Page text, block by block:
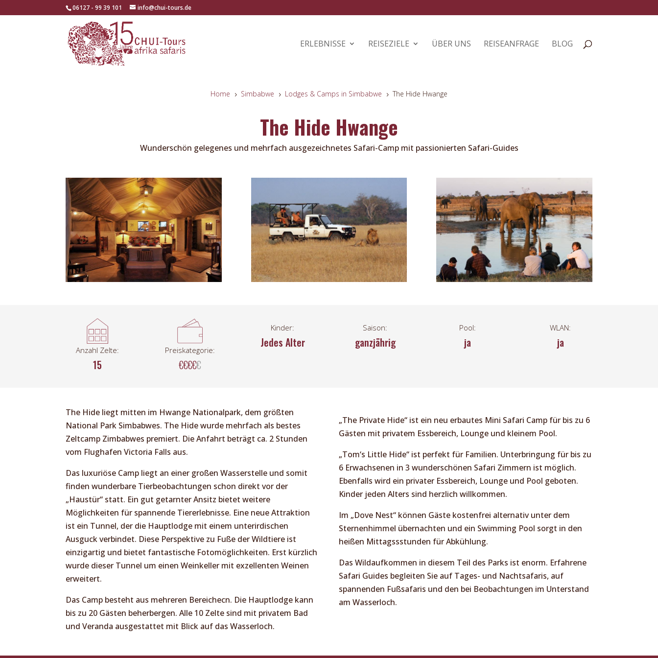
06127 - 99 39 101 info@chui-tours.de
ERLEBNISSE REISEZIELE ÜBER UNS REISEANFRAGE BLOG
Home 5 Simbabwe 5 Lodges & Camps in Simbabwe 5 The Hide Hwange
The Hide Hwange
Wunderschön gelegenes und mehrfach ausgezeichnetes Safari-Camp mit passionierten Safari-Guides
Anzahl Zelte:
15
Preiskategorie:
€€€€€
Kinder:
Jedes Alter
Saison:
ganzjährig
Pool:
ja
WLAN:
ja
The Hide liegt mitten im Hwange Nationalpark, dem größten
National Park Simbabwes. The Hide wurde mehrfach als bestes
Zeltcamp Zimbabwes premiert. Die Anfahrt beträgt ca. 2 Stunden
vom Flughafen Victoria Falls aus.
Das luxuriöse Camp liegt an einer großen Wasserstelle und somit
finden wunderbare Tierbeobachtungen schon direkt vor der
„Haustür“ statt. Ein gut getarnter Ansitz bietet weitere
Möglichkeiten für spannende Tiererlebnisse. Eine neue Attraktion
ist ein Tunnel, der die Hauptlodge mit einem unterirdischen
Ausguck verbindet. Diese Perspektive zu Fuße der Wildtiere ist
einzigartig und bietet fantastische Fotomöglichkeiten. Erst kürzlich
wurde dieser Tunnel um einen Weinkeller mit exzellenten Weinen
erweitert.
Das Camp besteht aus mehreren Bereichecn. Die Hauptlodge kann
bis zu 20 Gästen beherbergen. Alle 10 Zelte sind mit privatem Bad
und Veranda ausgestattet mit Blick auf das Wasserloch.
„The Private Hide“ ist ein neu erbautes Mini Safari Camp für bis zu 6
Gästen mit privatem Essbereich, Lounge und kleinem Pool.
„Tom‘s Little Hide“ ist perfekt für Familien. Unterbringung für bis zu
6 Erwachsenen in 3 wunderschönen Safari Zimmern ist möglich.
Ebenfalls wird ein privater Essbereich, Lounge und Pool geboten.
Kinder jeden Alters sind herzlich willkommen.
Im „Dove Nest“ können Gäste kostenfrei alternativ unter dem
Sternenhimmel übernachten und ein Swimming Pool sorgt in den
heißen Mittagssstunden für Abkühlung.
Das Wildaufkommen in diesem Teil des Parks ist enorm. Erfahrene
Safari Guides begleiten Sie auf Tages- und Nachtsafaris, auf
spannenden Fußsafaris und den bei Beobachtungen im Unterstand
am Wasserloch.